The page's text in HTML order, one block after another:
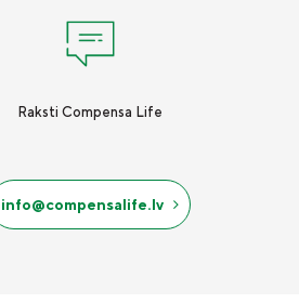
Raksti Compensa Life
info@compensalife.lv